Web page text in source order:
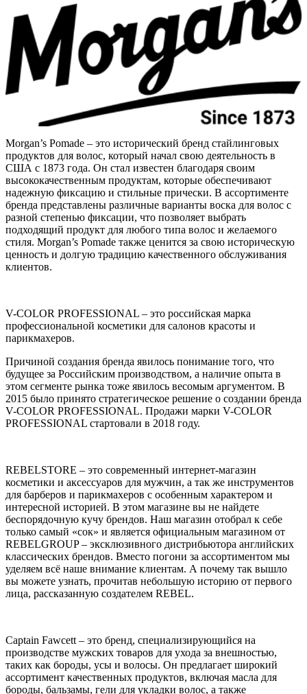
Morgan’s Pomade – это исторический бренд стайлинговых
продуктов для волос, который начал свою деятельность в
США с 1873 года. Он стал известен благодаря своим
высококачественным продуктам, которые обеспечивают
надежную фиксацию и стильные прически. В ассортименте
бренда представлены различные варианты воска для волос с
разной степенью фиксации, что позволяет выбрать
подходящий продукт для любого типа волос и желаемого
стиля. Morgan’s Pomade также ценится за свою историческую
ценность и долгую традицию качественного обслуживания
клиентов.
V-COLOR PROFESSIONAL – это российская марка
профессиональной косметики для салонов красоты и
парикмахеров.
Причиной создания бренда явилось понимание того, что
будущее за Российским производством, а наличие опыта в
этом сегменте рынка тоже явилось весомым аргументом. В
2015 было принято стратегическое решение о создании бренда
V-COLOR PROFESSIONAL. Продажи марки V-COLOR
PROFESSIONAL стартовали в 2018 году.
REBELSTORE – это современный интернет-магазин
косметики и аксессуаров для мужчин, а так же инструментов
для барберов и парикмахеров с особенным характером и
интересной историей. В этом магазине вы не найдете
беспорядочную кучу брендов. Наш магазин отобрал к себе
только самый «сок» и является официальным магазином от
REBELGROUP – эксклюзивного дистрибьютора английских
классических брендов. Вместо погони за ассортиментом мы
уделяем всё наше внимание клиентам. А почему так вышло
вы можете узнать, прочитав небольшую историю от первого
лица, рассказанную создателем REBEL.
Captain Fawcett – это бренд, специализирующийся на
производстве мужских товаров для ухода за внешностью,
таких как бороды, усы и волосы. Он предлагает широкий
ассортимент качественных продуктов, включая масла для
бороды, бальзамы, гели для укладки волос, а также